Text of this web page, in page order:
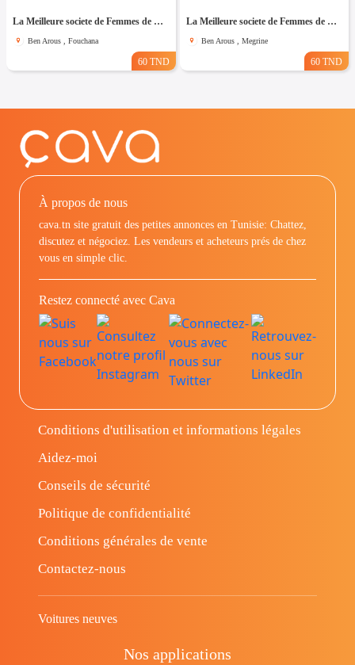
La Meilleure societe de Femmes de Ménage A Fouchana
Ben Arous , Fouchana
60 TND
La Meilleure societe de Femmes de Ménage A Megrine
Ben Arous , Megrine
60 TND
À propos de nous
cava.tn site gratuit des petites annonces en Tunisie: Chattez,
discutez et négociez. Les vendeurs et acheteurs prés de chez
vous en simple clic.
Restez connecté avec Cava
Conditions d'utilisation et informations légales
Aidez-moi
Conseils de sécurité
Politique de confidentialité
Conditions générales de vente
Contactez-nous
Voitures neuves
Nos applications